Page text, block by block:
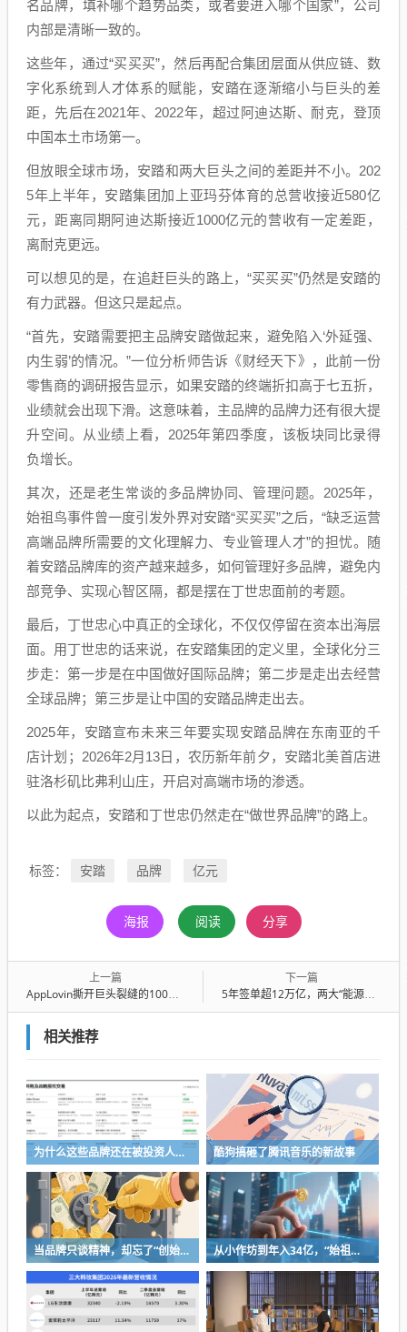
名品牌，填补哪个趋势品类，或者要进入哪个国家”，公司
内部是清晰一致的。
这些年，通过“买买买”，然后再配合集团层面从供应链、数
字化系统到人才体系的赋能，安踏在逐渐缩小与巨头的差
距，先后在2021年、2022年，超过阿迪达斯、耐克，登顶
中国本土市场第一。
但放眼全球市场，安踏和两大巨头之间的差距并不小。202
5年上半年，安踏集团加上亚玛芬体育的总营收接近580亿
元，距离同期阿迪达斯接近1000亿元的营收有一定差距，
离耐克更远。
可以想见的是，在追赶巨头的路上，“买买买”仍然是安踏的
有力武器。但这只是起点。
“首先，安踏需要把主品牌安踏做起来，避免陷入‘外延强、
内生弱’的情况。”一位分析师告诉《财经天下》，此前一份
零售商的调研报告显示，如果安踏的终端折扣高于七五折，
业绩就会出现下滑。这意味着，主品牌的品牌力还有很大提
升空间。从业绩上看，2025年第四季度，该板块同比录得
负增长。
其次，还是老生常谈的多品牌协同、管理问题。2025年，
始祖鸟事件曾一度引发外界对安踏“买买买”之后，“缺乏运营
高端品牌所需要的文化理解力、专业管理人才”的担忧。随
着安踏品牌库的资产越来越多，如何管理好多品牌，避免内
部竞争、实现心智区隔，都是摆在丁世忠面前的考题。
最后，丁世忠心中真正的全球化，不仅仅停留在资本出海层
面。用丁世忠的话来说，在安踏集团的定义里，全球化分三
步走：第一步是在中国做好国际品牌；第二步是走出去经营
全球品牌；第三步是让中国的安踏品牌走出去。
2025年，安踏宣布未来三年要实现安踏品牌在东南亚的千
店计划；2026年2月13日，农历新年前夕，安踏北美首店进
驻洛杉矶比弗利山庄，开启对高端市场的渗透。
以此为起点，安踏和丁世忠仍然走在“做世界品牌”的路上。
标签： 安踏 品牌 亿元
海报 阅读 分享
上一篇
AppLovin撕开巨头裂缝的1000天：AI审判、被做空与Underdog的“弱者之心”
下一篇
5年签单超12万亿，两大“能源基建狂魔”到底有多强？
相关推荐
为什么这些品牌还在被投资人追捧 酷狗搞砸了腾讯音乐的新故事
当品牌只谈精神，却忘了“创始人思维” 从小作坊到年入34亿，“始祖鸟对手”被中国资本买了，能成“中产新宠”吗？